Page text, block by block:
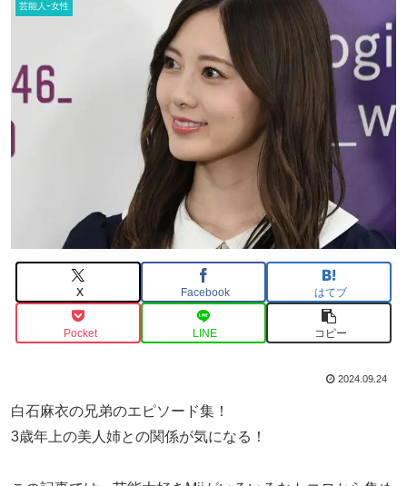
芸能人ｰ女性
X Facebook はてブ
Pocket LINE コピー
2024.09.24
白石麻衣の兄弟のエピソード集！
3歳年上の美人姉との関係が気になる！